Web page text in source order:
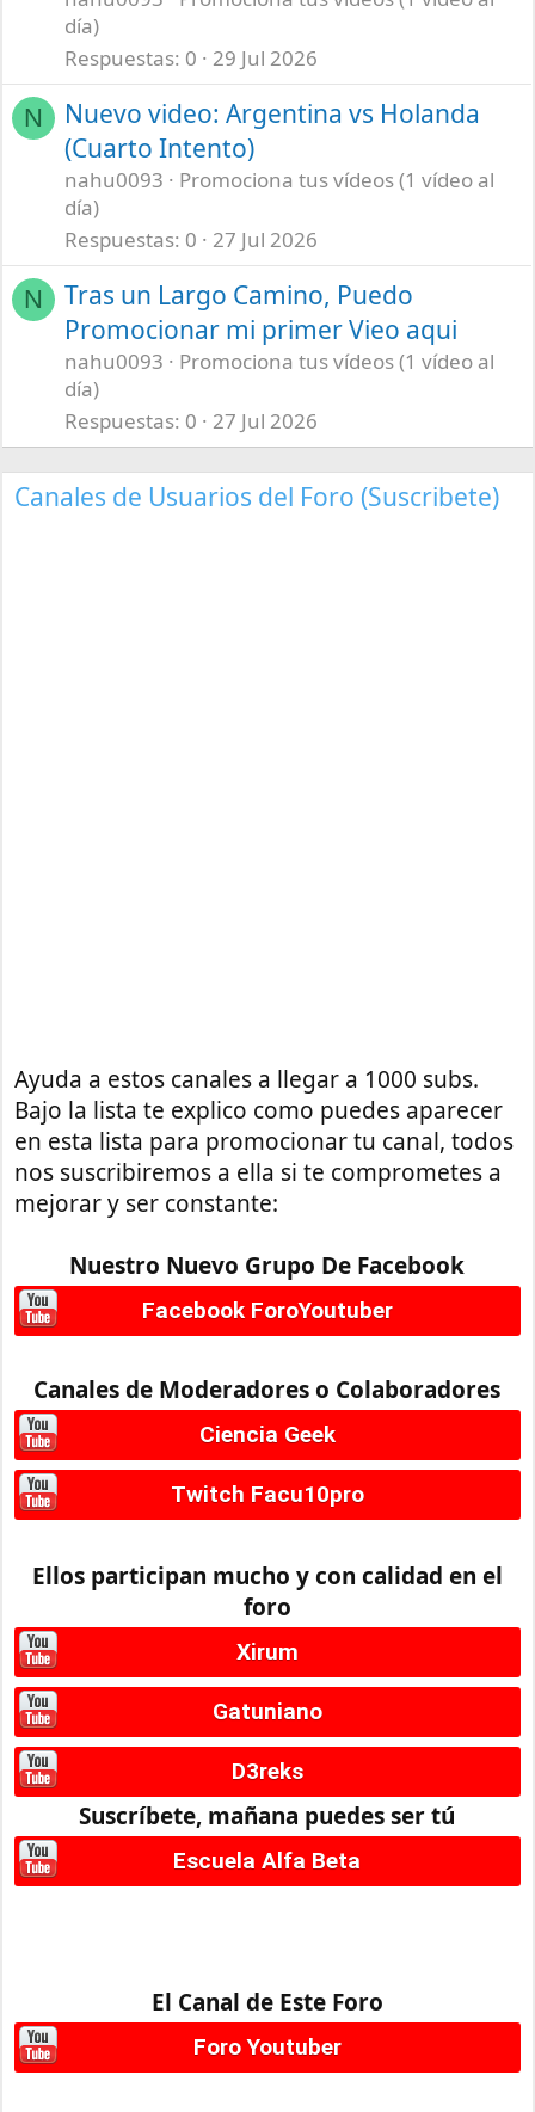
día)
Respuestas 0 29 Jul 2026
N
Nuevo video: Argentina vs Holanda
(Cuarto Intento)
nahu0093
Promociona tus vídeos (1 vídeo al
día)
Respuestas 0 27 Jul 2026
N
Tras un Largo Camino, Puedo
Promocionar mi primer Vieo aqui
nahu0093
Promociona tus vídeos (1 vídeo al
día)
Respuestas 0 27 Jul 2026
Canales de Usuarios del Foro (Suscribete)
Ayuda a estos canales a llegar a 1000 subs.
Bajo la lista te explico como puedes aparecer
en esta lista para promocionar tu canal, todos
nos suscribiremos a ella si te comprometes a
mejorar y ser constante:
Nuestro Nuevo Grupo De Facebook
Facebook ForoYoutuber
Canales de Moderadores o Colaboradores
Ciencia Geek
Twitch Facu10pro
Ellos participan mucho y con calidad en el
foro
Xirum
Gatuniano
D3reks
Suscríbete, mañana puedes ser tú
Escuela Alfa Beta
El Canal de Este Foro
Foro Youtuber